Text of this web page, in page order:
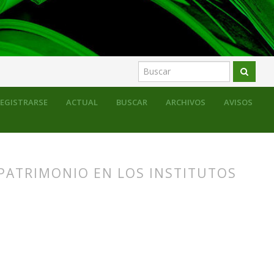
ACTUAL BUSCAR ARCHIVOS AVISOS
EN LOS INSTITUTOS